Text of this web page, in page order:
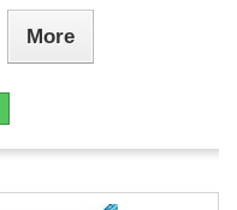
More